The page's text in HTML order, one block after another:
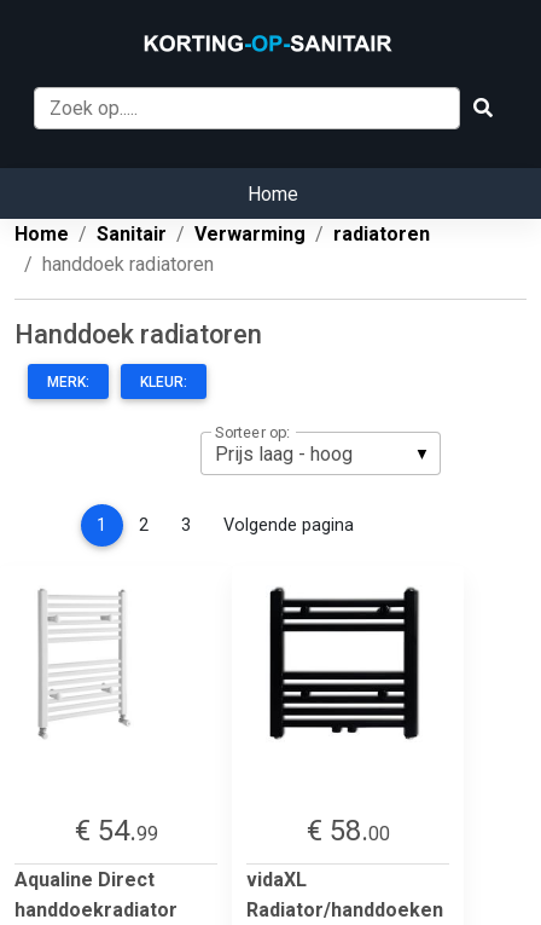
Home
Home
Sanitair Verwarming
radiatoren
handdoek radiatoren
Handdoek radiatoren
MERK: KLEUR:
Sorteer op:
1 (current)
2 3 Volgende pagina
€ 54.99
Aqualine Direct
handdoekradiator
€ 58.00
vidaXL
Radiator/handdoeken